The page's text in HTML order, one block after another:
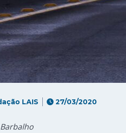
LAIS 27/03/2020